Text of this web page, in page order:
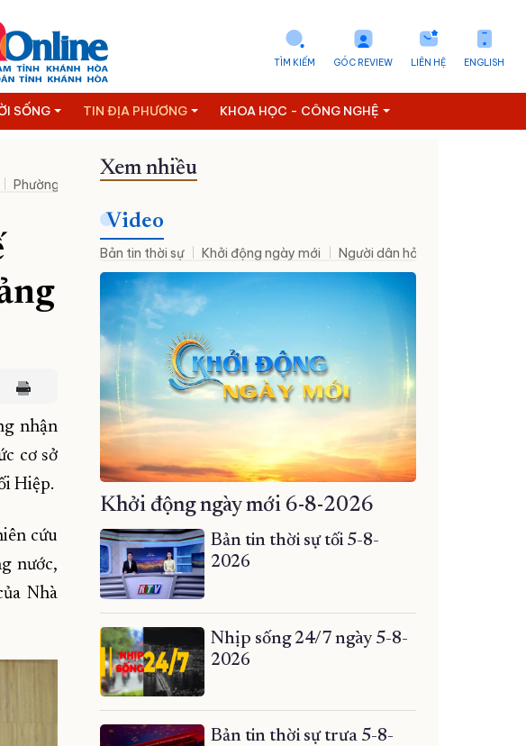
ENGLISH
LIÊN HỆ
GÓC REVIEW
TÌM KIẾM
SỐNG TIN ĐỊA PHƯƠNG KHOA HỌC - CÔNG NGHỆ
Phường Bảo An Xã Phước Hà
nhận
cơ sở
Hiệp.
cứu
nước,
Nhà
Xem nhiều
Video
Bản tin thời sự Khởi động ngày mới Người dân hỏi – Cơ quan nhà
Khởi động ngày mới 6-8-2026
Bản tin thời sự tối 5-8-
2026
Nhịp sống 24/7 ngày 5-8-
2026
Bản tin thời sự trưa 5-8-